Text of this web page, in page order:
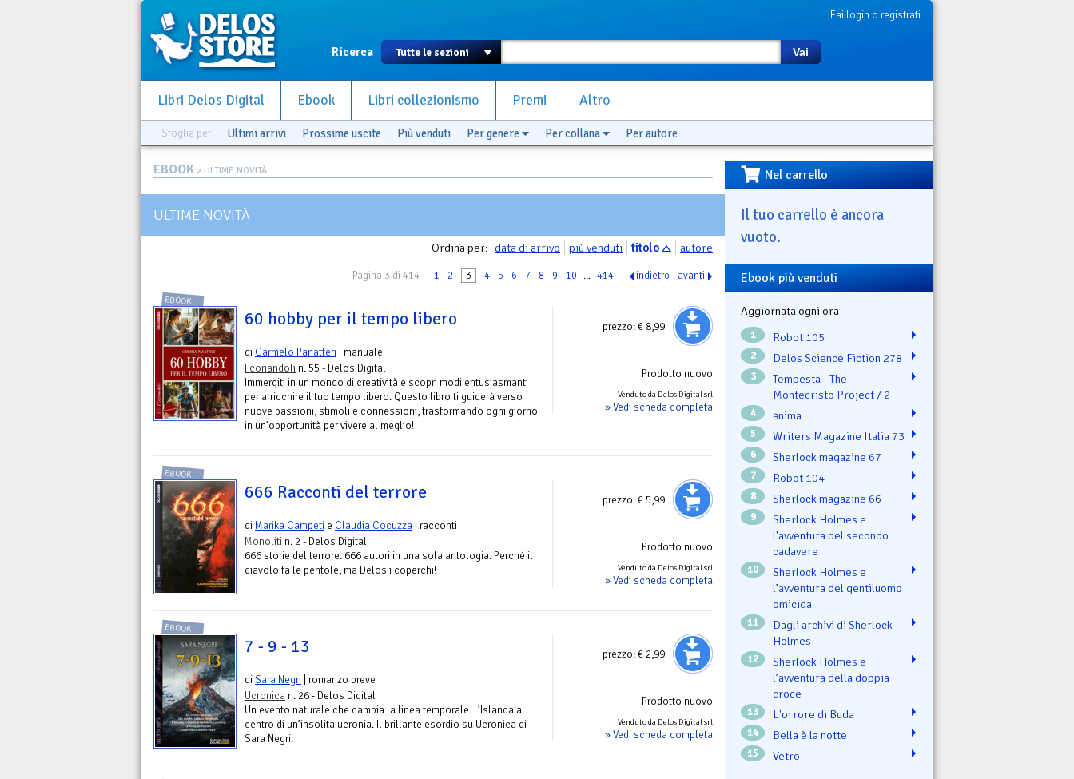
Fai login o registrati
Ricerca Vai
Libri Delos Digital Ebook Libri collezionismo Premi Altro
Sfoglia per Ultimi arrivi Prossime uscite Più venduti Per genere Per collana Per autore
EBOOK > ULTIME NOVITÀ
ULTIME NOVITÀ
Ordina per: data di arrivo più venduti titolo autore
Pagina 3 di 414 1 2 3 4 5 6 7 8 9 10 ... 414 indietro avanti
prezzo:€ 8,99
Prodotto nuovo
Venduto da Delos Digital srl
» Vedi scheda completa
EBOOK
60 hobby per il tempo libero
di Carmelo Panatteri | manuale
I coriandoli n. 55 - Delos Digital
Immergiti in un mondo di creatività e scopri modi entusiasmanti
per arricchire il tuo tempo libero. Questo libro ti guiderà verso
nuove passioni, stimoli e connessioni, trasformando ogni giorno
in un'opportunità per vivere al meglio!
prezzo:€ 5,99
Prodotto nuovo
Venduto da Delos Digital srl
» Vedi scheda completa
EBOOK
666 Racconti del terrore
di Marika Campeti e Claudia Cocuzza | racconti
Monoliti n. 2 - Delos Digital
666 storie del terrore. 666 autori in una sola antologia. Perché il
diavolo fa le pentole, ma Delos i coperchi!
prezzo:€ 2,99
Prodotto nuovo
Venduto da Delos Digital srl
» Vedi scheda completa
EBOOK
7 - 9 - 13
diSara Negri | romanzo breve
Ucronica n. 26 - Delos Digital
Un evento naturale che cambia la linea temporale. L’Islanda al
centro di un’insolita ucronia. Il brillante esordio su Ucronica di
Sara Negri.
Nel carrello
Il tuo carrello è ancora
vuoto.
Ebook più venduti
Aggiornata ogni ora
1 Robot 105
2 Delos Science Fiction 278
3
Tempesta - The
Montecristo Project / 2
4 ənima
5 Writers Magazine Italia 73
6 Sherlock magazine 67
7 Robot 104
8 Sherlock magazine 66
9
Sherlock Holmes e
l'avventura del secondo
cadavere
10
Sherlock Holmes e
l’avventura del gentiluomo
omicida
11
Dagli archivi di Sherlock
Holmes
12
Sherlock Holmes e
l’avventura della doppia
croce
13 L'orrore di Buda
14 Bella è la notte
15 Vetro